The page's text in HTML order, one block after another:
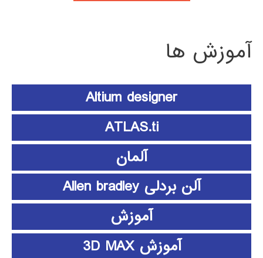
آموزش ها
Altium designer
ATLAS.ti
آلمان
آلن بردلی Allen bradley
آموزش
آموزش 3D MAX